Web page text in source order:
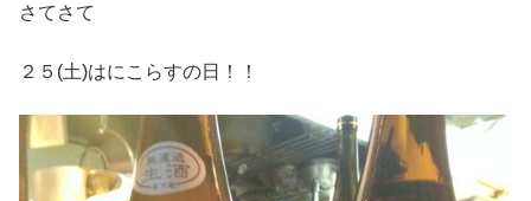
さてさて
２５(土)はにこらすの日！！